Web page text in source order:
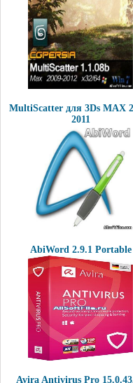
MultiScatter для 3Ds MAX
2011
AbiWord 2.9.1 Portable
Avira Antivirus Pro